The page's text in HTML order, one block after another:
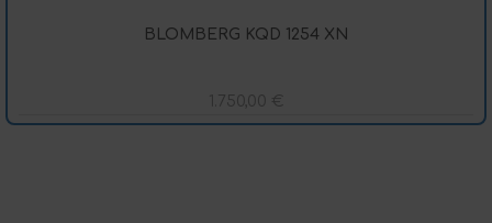
BLOMBERG KQD 1254 XN
1.750,00 €